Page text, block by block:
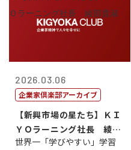
2026.03.06
企業家倶楽部アーカイブ
【新興市場の星たち】ＫＩ
ＹＯラーニング社長 綾部
貴淑
世界一「学びやすい」学習